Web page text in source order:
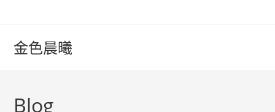
content金色晨曦
Blog